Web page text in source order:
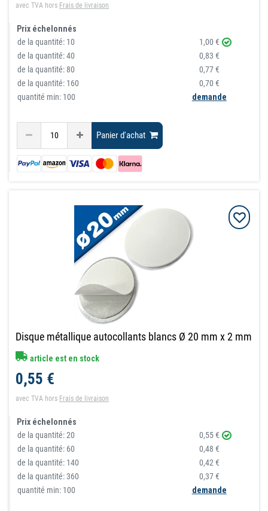
avec TVA hors Frais de livraison
Prix échelonnés
de la quantité: 10
1,00 €
de la quantité:40
0,83 €
de la quantité: 80
0,77 €
de la quantité: 160
0,70 €
quantité min: 100
demande
Panier d'achat
Disque métallique autocollants blancs Ø 20 mm x 2 mm
article est en stock
0,55 €
avec TVA hors Frais de livraison
Prix échelonnés
de la quantité:20
0,55 €
de la quantité: 60
0,48 €
de la quantité: 140
0,42 €
de la quantité:360
0,37 €
quantité min: 100
demande